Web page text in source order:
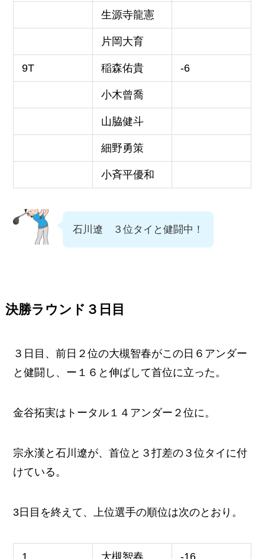
生源寺龍憲
片岡大育
9T 稲森佑貴 -6
小木曾喬
山脇健斗
細野勇策
小斉平優和
石川遼 ３位タイと健闘中！
決勝ラウンド３日目
３日目、前日２位の大槻智春がこの日６アンダー
と健闘し、ー１６と伸ばして首位に立った。
金谷拓実はトータル１４アンダー２位に。
宗永漢と石川遼が、首位と３打差の３位タイに付
けている。
3日目を終えて、上位選手の順位は次のとおり。
1 大槻智春 -16